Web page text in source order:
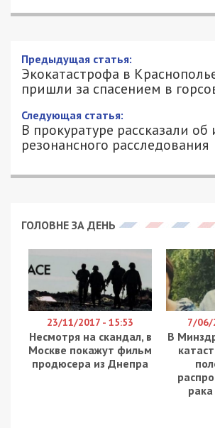
Предыдущая статья:
Экокатастрофа в
пришли за спасением в
Следующая статья:
В прокуратуре рассказали об
резонансного расследования
ГОЛОВНЕ ЗА ДЕНЬ
23/11/2017 - 15:53
Несмотря на скандал, в
Москве покажут фильм
продюсера из Днепра
7/06/
В